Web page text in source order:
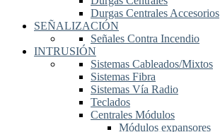
Durgas Centrales Accesorios
SEÑALIZACIÓN
Señales Contra Incendio
INTRUSIÓN
Sistemas Cableados/Mixtos
Sistemas Fibra
Sistemas Vía Radio
Teclados
Centrales Módulos
Módulos expansores